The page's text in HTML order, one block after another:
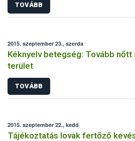
TOVÁBB
2015. szeptember 23., szerda
Kéknyelv betegség: Tovább nőtt
terület
TOVÁBB
2015. szeptember 22., kedd
Tájékoztatás lovak fertőző